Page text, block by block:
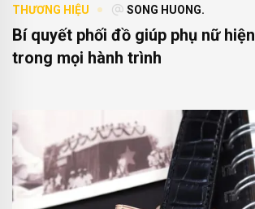
THƯƠNG HIỆU SONG HUONG.
Bí quyết phối đồ giúp phụ nữ
trong mọi hành trình